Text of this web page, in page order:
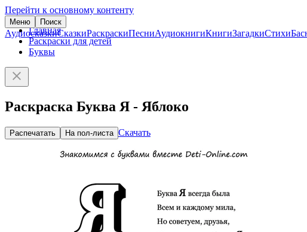
Перейти к основному контенту
Меню Поиск
АудиосказкиСказкиРаскраскиПесниАудиокнигиКнигиЗагадкиСтихи
Главная
Раскраски для детей
Буквы
Раскраска Буква Я - Яблоко
Распечатать На пол-листа Скачать